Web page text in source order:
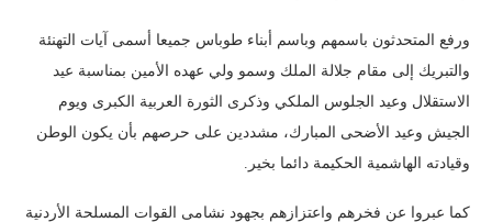
ورفع المتحدثون باسمهم وباسم أبناء طوباس جميعا أسمى آيات التهنئة
والتبريك إلى مقام جلالة الملك وسمو ولي عهده الأمين بمناسبة عيد
الاستقلال وعيد الجلوس الملكي وذكرى الثورة العربية الكبرى ويوم
الجيش وعيد الأضحى المبارك، مشددين على حرصهم بأن يكون الوطن
وقيادته الهاشمية الحكيمة دائما بخير.
كما عبروا عن فخرهم واعتزازهم بجهود نشامى القوات المسلحة الأردنية